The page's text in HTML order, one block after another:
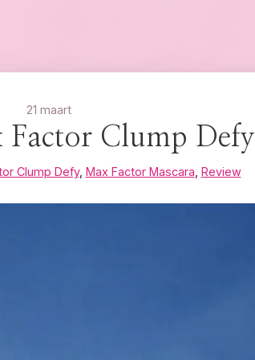
21 maart
Factor Clump Defy
Clump Defy, Max Factor Mascara Review